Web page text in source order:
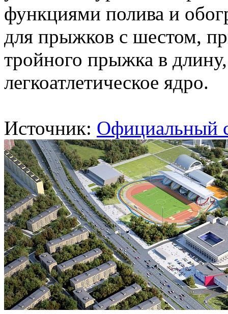
функциями полива и
для прыжков с шестом,
тройного прыжка в
легкоатлетическое ядро.
Источник: Официальный